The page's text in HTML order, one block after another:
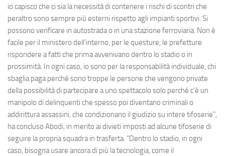
io capisco che ci sia la necessità di contenere i rischi di scontri che
peraltro sono sempre più esterni rispetto agli impianti sportivi. Si
possono verificare in autostrada o in una stazione ferroviaria. Non è
facile per il ministero dell'interno, per le questure, le prefetture
rispondere a fatti che prima avvenivano dentro lo stadio o in
prossimità. In ogni caso, io sono per la responsabilità individuale, chi
sbaglia paga perché sono troppe le persone che vengono private
della possibilità di partecipare a uno spettacolo solo perché c'è un
manipolo di delinquenti che spesso poi diventano criminali o
addirittura assassini, che condizionano il giudizio su intere tifoserie",
ha concluso Abodi, in merito ai divieti imposti ad alcune tifoserie di
seguire la propria squadra in trasferta. "Dentro lo stadio, in ogni
caso, bisogna usare ancora di più la tecnologia, come il